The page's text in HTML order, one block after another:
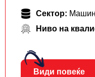
Сектор:
Ниво на
Види повеќе